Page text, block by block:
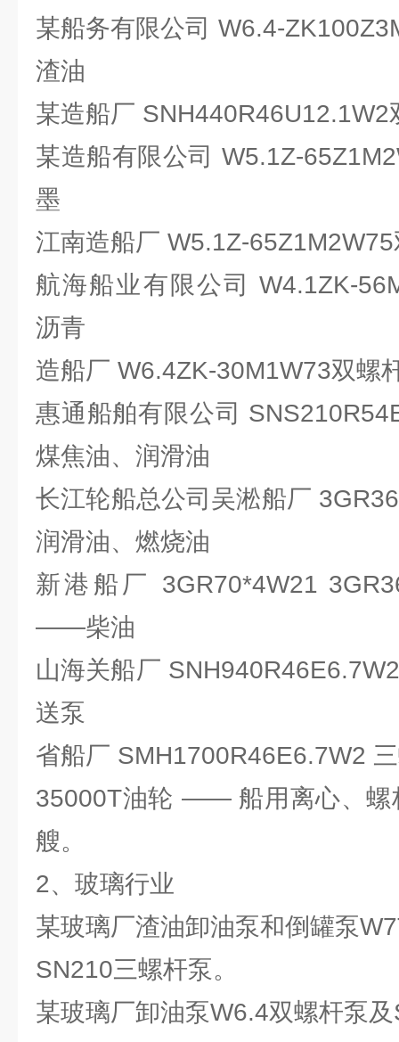
某船务有限公司 W6.4-
渣油
某造船厂
某造船有限公司 W5.1Z-
墨
江南造船厂 W5.1Z-
航海船业有限公司 W4.1ZK-
沥青
造船厂 W6.4ZK-30M1W73双
惠通船舶有限公司
煤焦油、润滑油
长江轮船总公司吴淞船厂
润滑油、燃烧油
新港船厂 3GR70*4W21
——柴油
山海关船厂
送泵
省船厂 SMH1700R46E6.7W2
35000T油轮 —— 船用离心、螺
艘。
2、玻璃行业
某玻璃厂渣油卸油泵和倒罐泵
SN210三螺杆泵。
某玻璃厂卸油泵W6.4双螺杆泵